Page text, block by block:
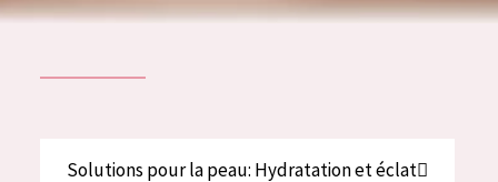
SOLUTIONS POUR LA PEAU
TOUS LES PRODUIT
Solutions pour la peau: Hydratation et éclat